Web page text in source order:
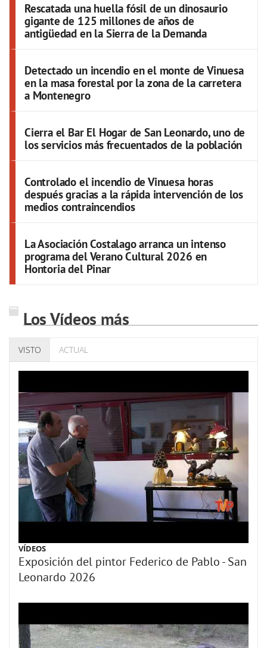
Rescatada una huella fósil de un dinosaurio
gigante de 125 millones de años de
antigüedad en la Sierra de la Demanda
Detectado un incendio en el monte de Vinuesa
en la masa forestal por la zona de la carretera
a Montenegro
Cierra el Bar El Hogar de San Leonardo, uno de
los servicios más frecuentados de la población
Controlado el incendio de Vinuesa horas
después gracias a la rápida intervención de los
medios contraincendios
La Asociación Costalago arranca un intenso
programa del Verano Cultural 2026 en
Hontoria del Pinar
Los Vídeos más
VISTO ACTUAL
VÍDEOS
Exposición del pintor Federico de Pablo - San
Leonardo 2026